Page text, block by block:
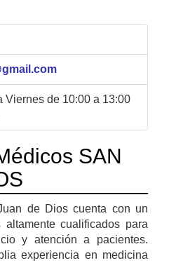
Viernes de 10:00 a 13:00
SAN
de Dios cuenta con un
cualificados para
y atención a pacientes.
experiencia en medicina